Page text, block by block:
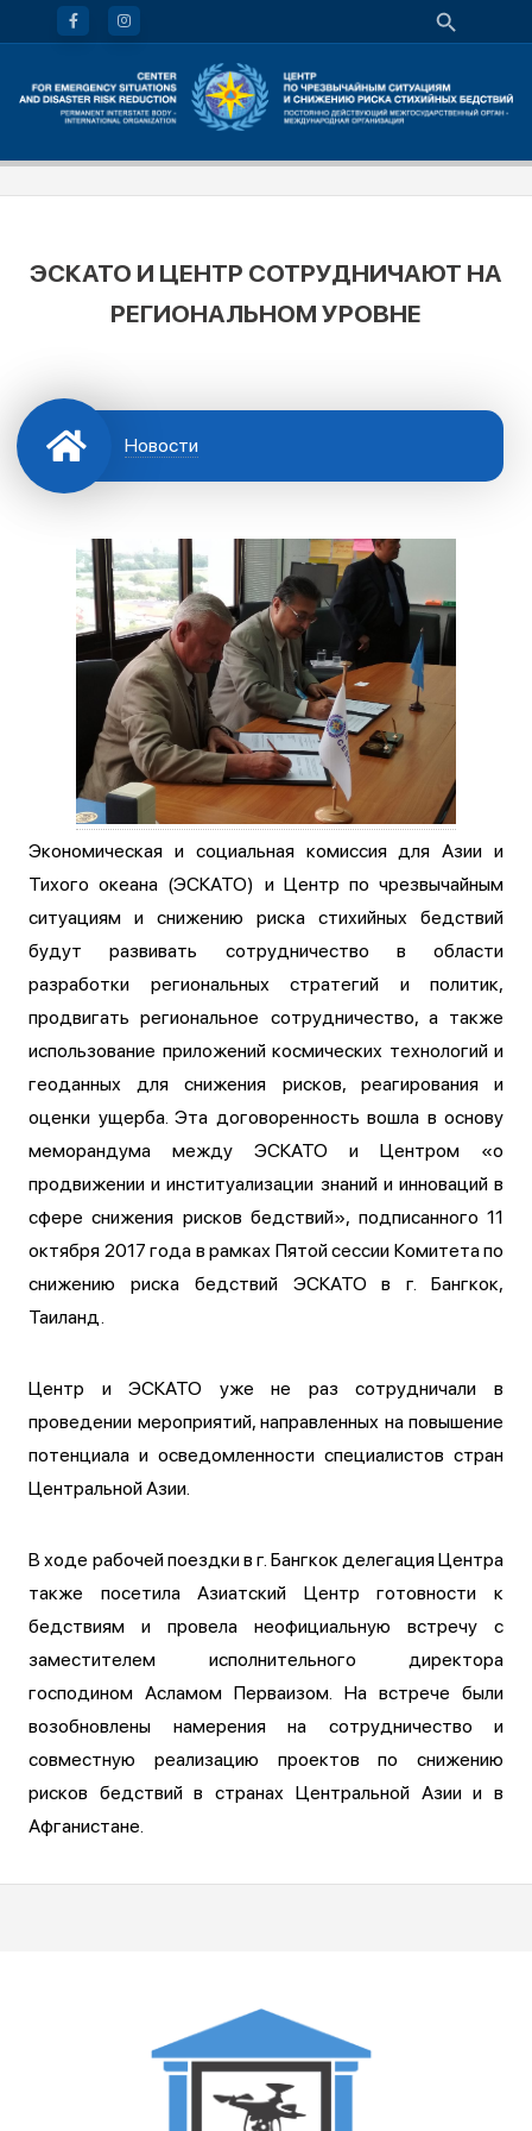
ЭСКАТО И ЦЕНТР СОТРУДНИЧАЮТ НА
РЕГИОНАЛЬНОМ УРОВНЕ
Новости
Экономическая и социальная комиссия для Азии и
Тихого океана (ЭСКАТО) и Центр по чрезвычайным
ситуациям и снижению риска стихийных бедствий
будут развивать сотрудничество в области
разработки региональных стратегий и политик,
продвигать региональное сотрудничество, а также
использование приложений космических технологий и
геоданных для снижения рисков, реагирования и
оценки ущерба. Эта договоренность вошла в основу
меморандума между ЭСКАТО и Центром «о
продвижении и институализации знаний и инноваций в
сфере снижения рисков бедствий», подписанного 11
октября 2017 года в рамках Пятой сессии Комитета по
снижению риска бедствий ЭСКАТО в г. Бангкок,
Таиланд.
Центр и ЭСКАТО уже не раз сотрудничали в
проведении мероприятий, направленных на повышение
потенциала и осведомленности специалистов стран
Центральной Азии.
В ходе рабочей поездки в г. Бангкок делегация Центра
также посетила Азиатский Центр готовности к
бедствиям и провела неофициальную встречу с
заместителем исполнительного директора
господином Асламом Перваизом. На встрече были
возобновлены намерения на сотрудничество и
совместную реализацию проектов по снижению
рисков бедствий в странах Центральной Азии и в
Афганистане.